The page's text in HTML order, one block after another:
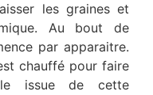
les graines et
Au bout de
par apparaitre.
chauffé pour faire
issue de cette